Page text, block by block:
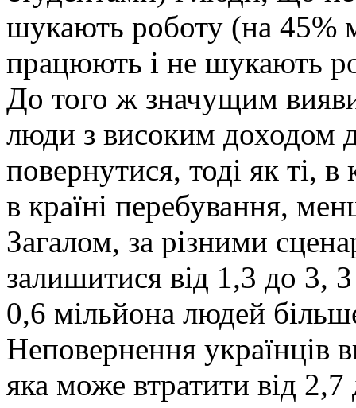
шукають роботу (на 45%
працюють і не шукають
До того ж значущим
люди з високим доходом
повернутися, тоді як ті,
в країні перебування,
Загалом, за різними
залишитися від 1,3 до 3,
0,6 мільйона людей
Неповернення українців
яка може втратити від